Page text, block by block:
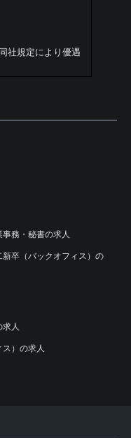
社規定により優遇
務・秘書の求人
新卒（バックオフィス）の
人
）の求人